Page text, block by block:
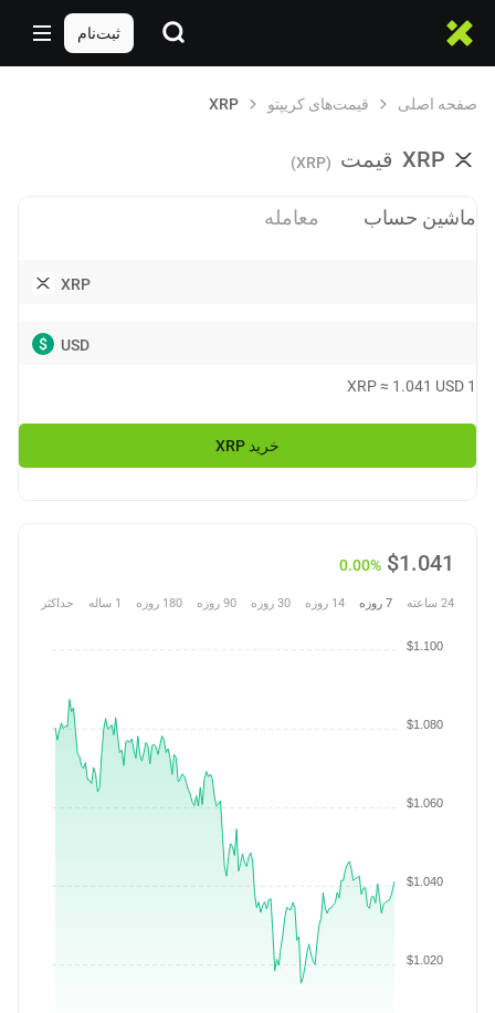
ثبت‌نام
صفحه اصلی قیمت‌های کریپتو XRP
XRP قیمت (XRP)
ماشین حساب معامله
XRP
USD
$
1
XRP≈ 1.041 USD
خرید XRP
$1.041
0.00%
24 ساعته 7 روزه 14 روزه 30 روزه 90 روزه 180 روزه 1 ساله حداکثر
$1.020
$1.040
$1.060
$1.080
$1.100